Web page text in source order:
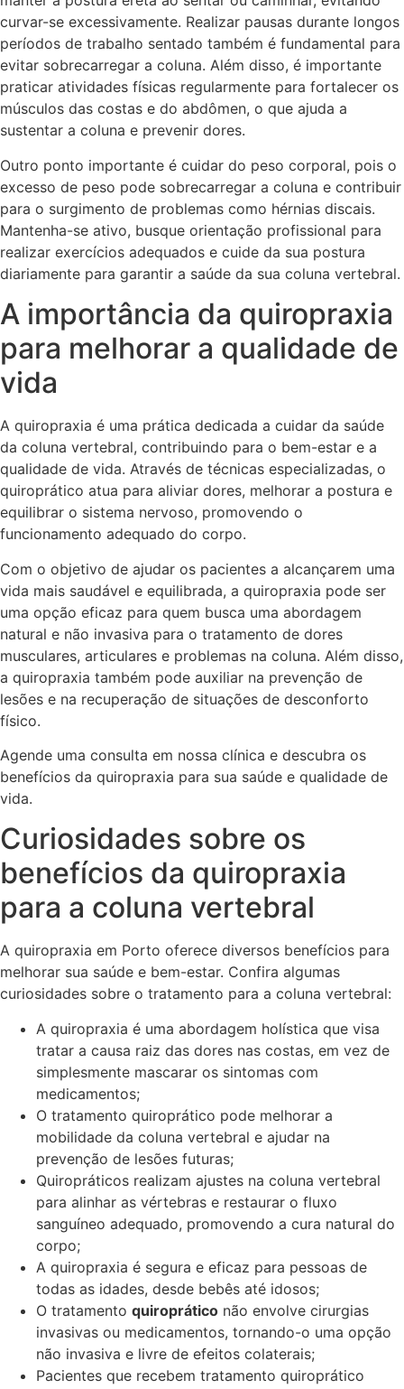
curvar-se excessivamente. Realizar pausas durante longos
períodos de trabalho sentado também é fundamental para
evitar sobrecarregar a coluna. Além disso, é importante
praticar atividades físicas regularmente para fortalecer os
músculos das costas e do abdômen, o que ajuda a
sustentar a coluna e prevenir dores.
Outro ponto importante é cuidar do peso corporal, pois o
excesso de peso pode sobrecarregar a coluna e contribuir
para o surgimento de problemas como hérnias discais.
Mantenha-se ativo, busque orientação profissional para
realizar exercícios adequados e cuide da sua postura
diariamente para garantir a saúde da sua coluna vertebral.
A importância da quiropraxia
para melhorar a qualidade de
vida
A quiropraxia é uma prática dedicada a cuidar da saúde
da coluna vertebral, contribuindo para o bem-estar e a
qualidade de vida. Através de técnicas especializadas, o
quiroprático atua para aliviar dores, melhorar a postura e
equilibrar o sistema nervoso, promovendo o
funcionamento adequado do corpo.
Com o objetivo de ajudar os pacientes a alcançarem uma
vida mais saudável e equilibrada, a quiropraxia pode ser
uma opção eficaz para quem busca uma abordagem
natural e não invasiva para o tratamento de dores
musculares, articulares e problemas na coluna. Além disso,
a quiropraxia também pode auxiliar na prevenção de
lesões e na recuperação de situações de desconforto
físico.
Agende uma consulta em nossa clínica e descubra os
benefícios da quiropraxia para sua saúde e qualidade de
vida.
Curiosidades sobre os
benefícios da quiropraxia
para a coluna vertebral
A quiropraxia em Porto oferece diversos benefícios para
melhorar sua saúde e bem-estar. Confira algumas
curiosidades sobre o tratamento para a coluna vertebral:
A quiropraxia é uma abordagem holística que visa
tratar a causa raiz das dores nas costas, em vez de
simplesmente mascarar os sintomas com
medicamentos;
O tratamento quiroprático pode melhorar a
mobilidade da coluna vertebral e ajudar na
prevenção de lesões futuras;
Quiropráticos realizam ajustes na coluna vertebral
para alinhar as vértebras e restaurar o fluxo
sanguíneo adequado, promovendo a cura natural do
corpo;
A quiropraxia é segura e eficaz para pessoas de
todas as idades, desde bebês até idosos;
O tratamento quiroprático não envolve cirurgias
invasivas ou medicamentos, tornando-o uma opção
não invasiva e livre de efeitos colaterais;
Pacientes que recebem tratamento quiroprático